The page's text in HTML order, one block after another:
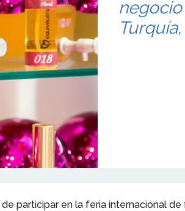
participar en la feria internacional